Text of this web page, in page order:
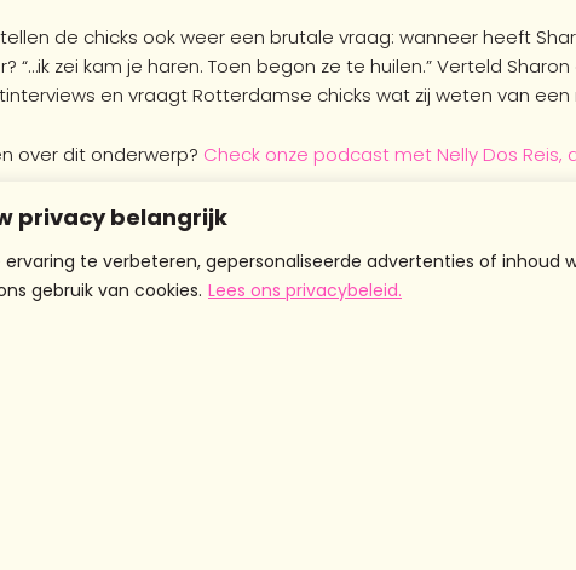
privacy belangrijk
te verbeteren, gepersonaliseerde advertenties of inhoud
gebruik van cookies. Lees ons privacybeleid.
de chicks ook weer een brutale vraag: wanneer heeft
“…ik zei kam je haren. Toen begon ze te huilen.” Verteld
en vraagt Rotterdamse chicks wat zij weten van een
over dit onderwerp? Check onze podcast met Nelly Dos Reis,
jij een meid tussen de 15 en 25 jaar uit de regio Rotterdam,